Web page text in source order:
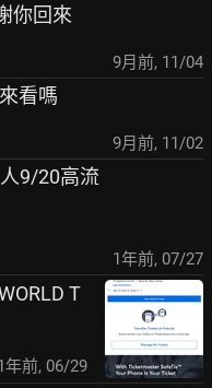
你回來
9月前, 11/04
看嗎
9月前, 11/02
9/20高流
1年前, 07/27
T
年前, 06/29